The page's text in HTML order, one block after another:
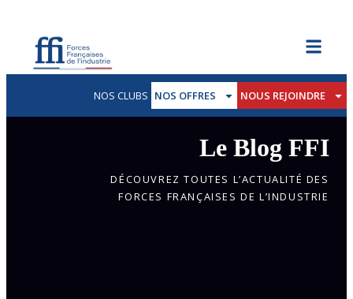
NOS CLUBS NOS OFFRES NOUS REJOINDRE
Le Blog FFI
DÉCOUVREZ TOUTES L’ACTUALITÉ DES
FORCES FRANÇAISES DE L’INDUSTRIE